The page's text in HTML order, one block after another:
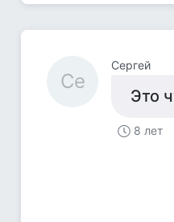
Се
Сергей
Это
8 лет